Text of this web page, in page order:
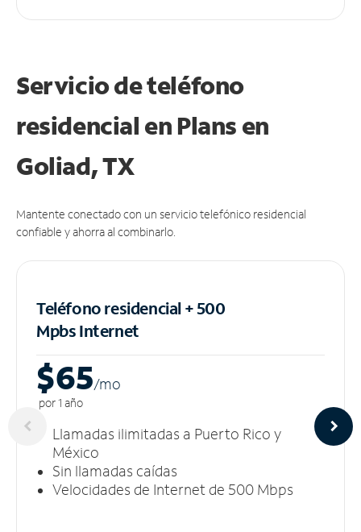
Servicio de teléfono
residencial en Plans en
Goliad, TX
Mantente conectado con un servicio telefónico residencial
confiable y ahorra al combinarlo.
Teléfono residencial + 500
MpbsInternet
$65/mo
por 1 año
Llamadas ilimitadas a Puerto Rico y
México
Sin llamadas caídas
Velocidades de Internet de 500 Mbps